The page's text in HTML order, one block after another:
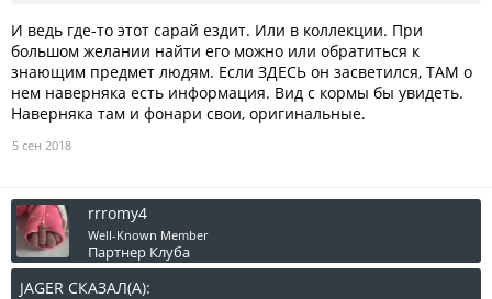
И ведь где-то этот сарай ездит. Или в коллекции. При
большом желании найти его можно или обратиться к
знающим предмет людям. Если ЗДЕСЬ он засветился, ТАМ о
нем наверняка есть информация. Вид с кормы бы увидеть.
Наверняка там и фонари свои, оригинальные.
5 сен 2018
rrromy4
Well-Known Member
Партнер Клуба
JAGER СКАЗАЛ(А):